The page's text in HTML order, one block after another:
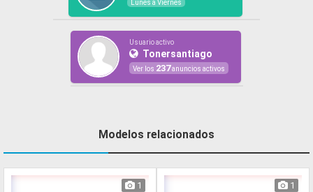
Lunes a Viernes
Usuario activo
Tonersantiago
Ver los 237anuncios activos
Modelos relacionados
1 1